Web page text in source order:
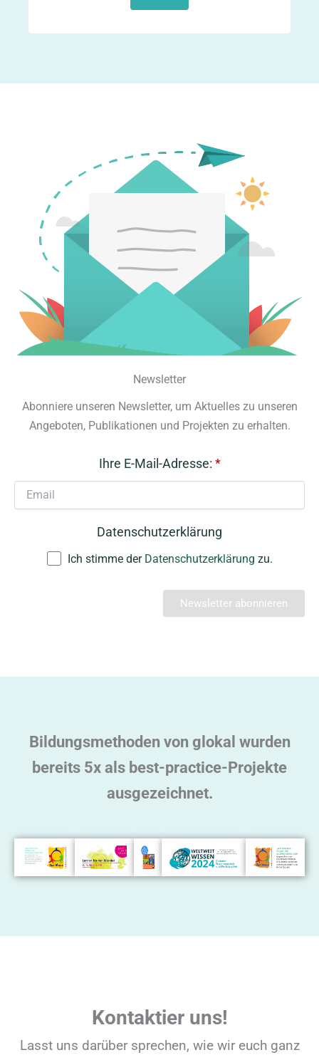
Newsletter
Abonniere unseren Newsletter, um Aktuelles zu unseren
Angeboten, Publikationen und Projekten zu erhalten.
Ihre E-Mail-Adresse: *
Datenschutzerklärung
Ich stimme der Datenschutzerklärung zu.
Bildungsmethoden von glokal wurden
bereits 5x als best-practice-Projekte
ausgezeichnet.
Kontaktier uns!
Lasst uns darüber sprechen, wie wir euch ganz